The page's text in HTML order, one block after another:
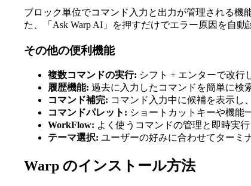
ブロック単位でコマンド入力と出力が管理される機
た、「Ask Warp AI」を押すだけでエラー原因を自
その他の便利機能
複数コマンドの実行: シフト + エンターで改行
履歴機能: 過去に入力したコマンドを簡単に検
コマンド補完: コマンド入力中に候補を表示し
コマンドパレット: ショートカットキーや機能
WorkFlow: よく使うコマンドの管理と即時実行
テーマ選択: ユーザーの好みに合わせてターミ
Warp のインストール方法